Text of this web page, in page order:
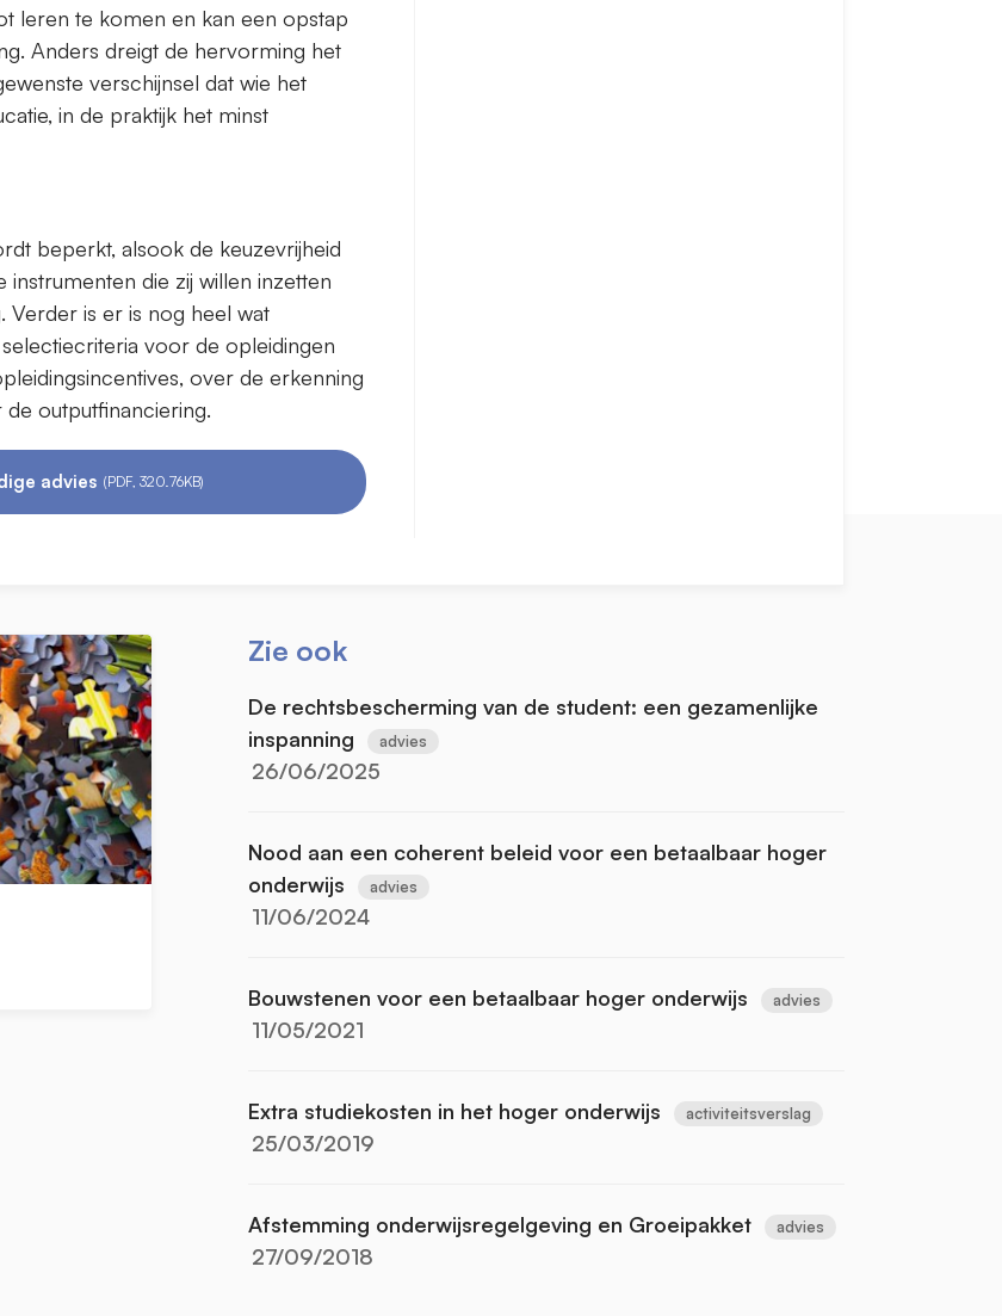
leren te komen en kan een opstap
Anders dreigt de hervorming het
verschijnsel dat wie het
in de praktijk het minst
beperkt, alsook de keuzevrijheid
die zij willen inzetten
is er is nog heel wat
voor de opleidingen
over de erkenning
outputfinanciering.
advies (PDF, 320.76KB)
Zie ook
De rechtsbescherming van de student: een gezamenlijke
inspanning
advies
26/06/2025
Nood aan een coherent beleid voor een betaalbaar hoger
onderwijs
advies
11/06/2024
Bouwstenen voor een betaalbaar hoger onderwijs advies
11/05/2021
Extra studiekosten in het hoger onderwijs activiteitsverslag
25/03/2019
Afstemming onderwijsregelgeving en Groeipakket advies
27/09/2018